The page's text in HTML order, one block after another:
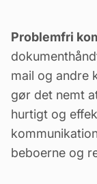
Problemfri
mail og andre
gør det nemt
hurtigt og
beboerne og